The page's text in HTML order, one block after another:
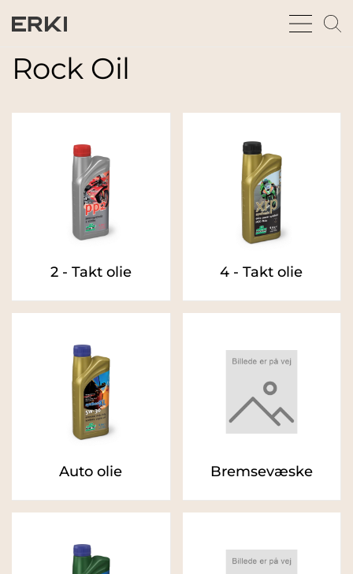
bars
Rock Oil
2 - Takt olie 4 - Takt olie
Auto olie Bremsevæske